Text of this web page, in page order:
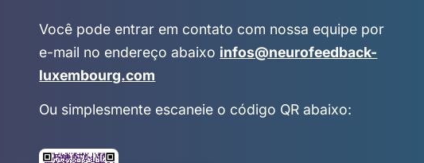
Você pode entrar em contato com nossa equipe por
e-mail no endereço abaixo infos@neurofeedback-
luxembourg.com
Ou simplesmente escaneie o código QR abaixo: